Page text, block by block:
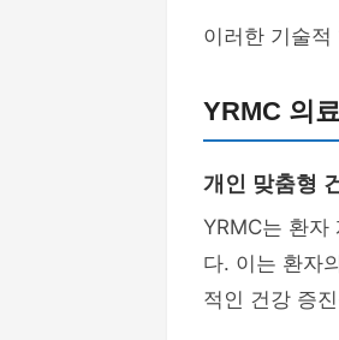
이러한 기술
YRMC 의
개인 맞춤형
YRMC는 환자
다. 이는 환자
적인 건강 증